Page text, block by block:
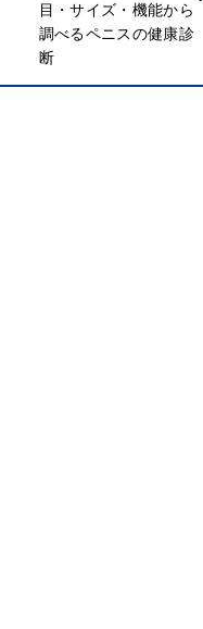
目・サイズ・機能から
調べるペニスの健康診
断